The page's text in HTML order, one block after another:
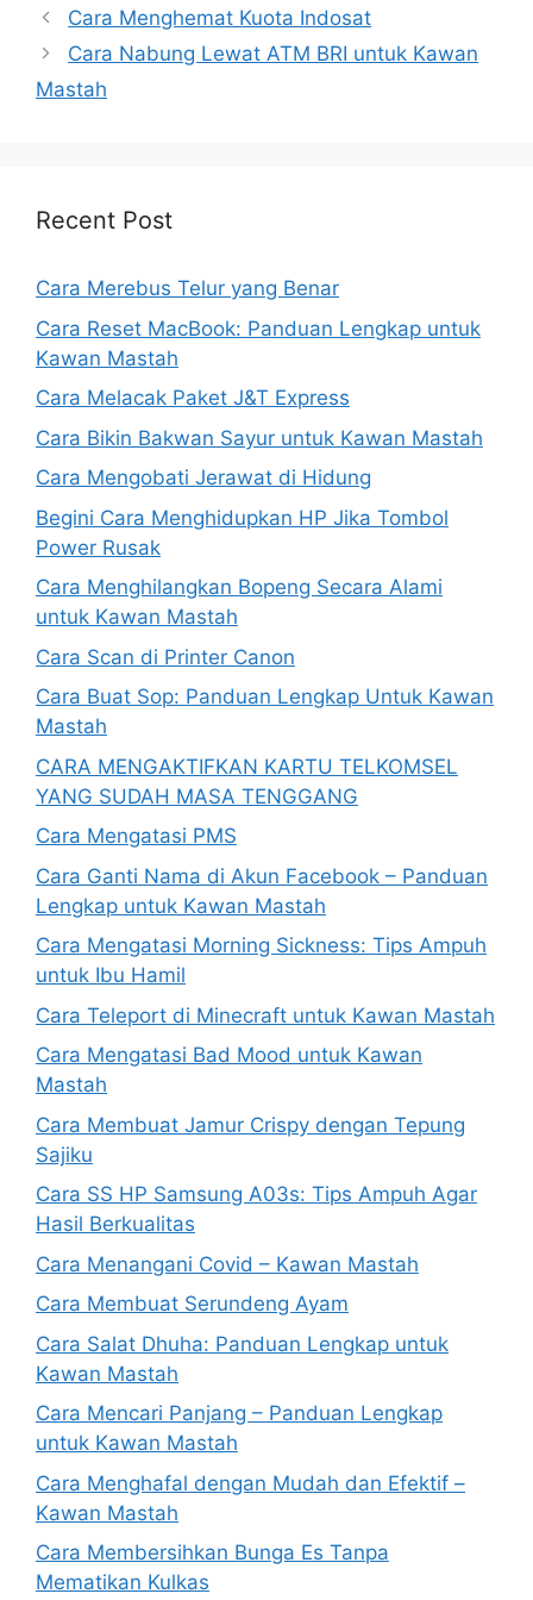
Cara Menghemat Kuota Indosat
Cara Nabung Lewat ATM BRI untuk Kawan
Mastah
Recent Post
Cara Merebus Telur yang Benar
Cara Reset MacBook: Panduan Lengkap untuk
Kawan Mastah
Cara Melacak Paket J&T Express
Cara Bikin Bakwan Sayur untuk Kawan Mastah
Cara Mengobati Jerawat di Hidung
Begini Cara Menghidupkan HP Jika Tombol
Power Rusak
Cara Menghilangkan Bopeng Secara Alami
untuk Kawan Mastah
Cara Scan di Printer Canon
Cara Buat Sop: Panduan Lengkap Untuk Kawan
Mastah
CARA MENGAKTIFKAN KARTU TELKOMSEL
YANG SUDAH MASA TENGGANG
Cara Mengatasi PMS
Cara Ganti Nama di Akun Facebook – Panduan
Lengkap untuk Kawan Mastah
Cara Mengatasi Morning Sickness: Tips Ampuh
untuk Ibu Hamil
Cara Teleport di Minecraft untuk Kawan Mastah
Cara Mengatasi Bad Mood untuk Kawan
Mastah
Cara Membuat Jamur Crispy dengan Tepung
Sajiku
Cara SS HP Samsung A03s: Tips Ampuh Agar
Hasil Berkualitas
Cara Menangani Covid – Kawan Mastah
Cara Membuat Serundeng Ayam
Cara Salat Dhuha: Panduan Lengkap untuk
Kawan Mastah
Cara Mencari Panjang – Panduan Lengkap
untuk Kawan Mastah
Cara Menghafal dengan Mudah dan Efektif –
Kawan Mastah
Cara Membersihkan Bunga Es Tanpa
Mematikan Kulkas